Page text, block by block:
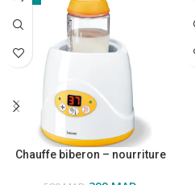
Chauffe biberon – nourriture